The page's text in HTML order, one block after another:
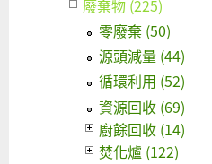
廢棄物 (225)
零廢棄 (50)
源頭減量 (44)
循環利用 (52)
資源回收 (69)
廚餘回收 (14)
焚化爐 (122)